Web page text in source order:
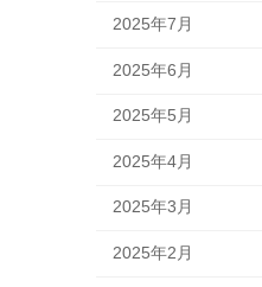
2025年7月
2025年6月
2025年5月
2025年4月
2025年3月
2025年2月